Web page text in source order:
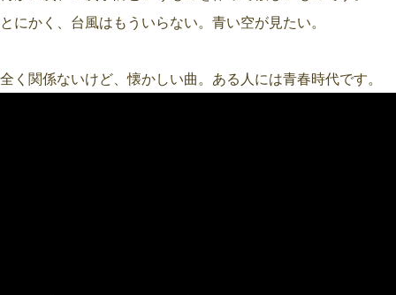
とにかく、台風はもういらない。青い空が見たい。
全く関係ないけど、懐かしい曲。ある人には青春時代です。